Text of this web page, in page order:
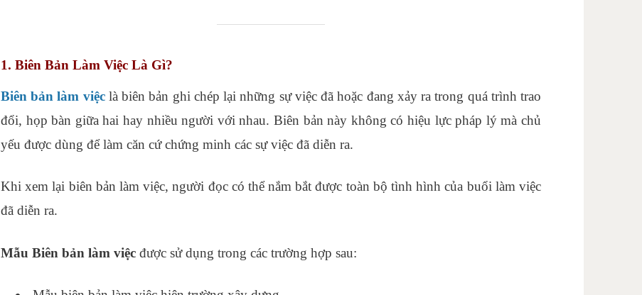
1. Biên Bản Làm Việc Là Gì?
Biên bản làm việclà biên bản ghi chép lại những sự việc đã hoặc đang xảy ra trong quá trình trao
đổi, họp bàn giữa hai hay nhiều người với nhau. Biên bản này không có hiệu lực pháp lý mà chủ
yếu được dùng để làm căn cứ chứng minh các sự việc đã diễn ra.
Khi xem lại biên bản làm việc, người đọc có thể nắm bắt được toàn bộ tình hình của buổi làm việc
đã diễn ra.
Mẫu Biên bản làm việc được sử dụng trong các trường hợp sau: